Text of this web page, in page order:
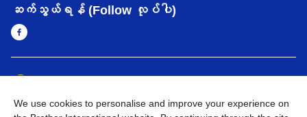
ဆက်သွယ်ရန် (Follow လုပ်ပါ)
အချက်အလက်မူဝါဒ အသုံးပြုမူဝါဒ သုံးစွဲရန် ဝက်ဆိုဒ်အညွှန်း
We use cookies to personalise and improve your experience on